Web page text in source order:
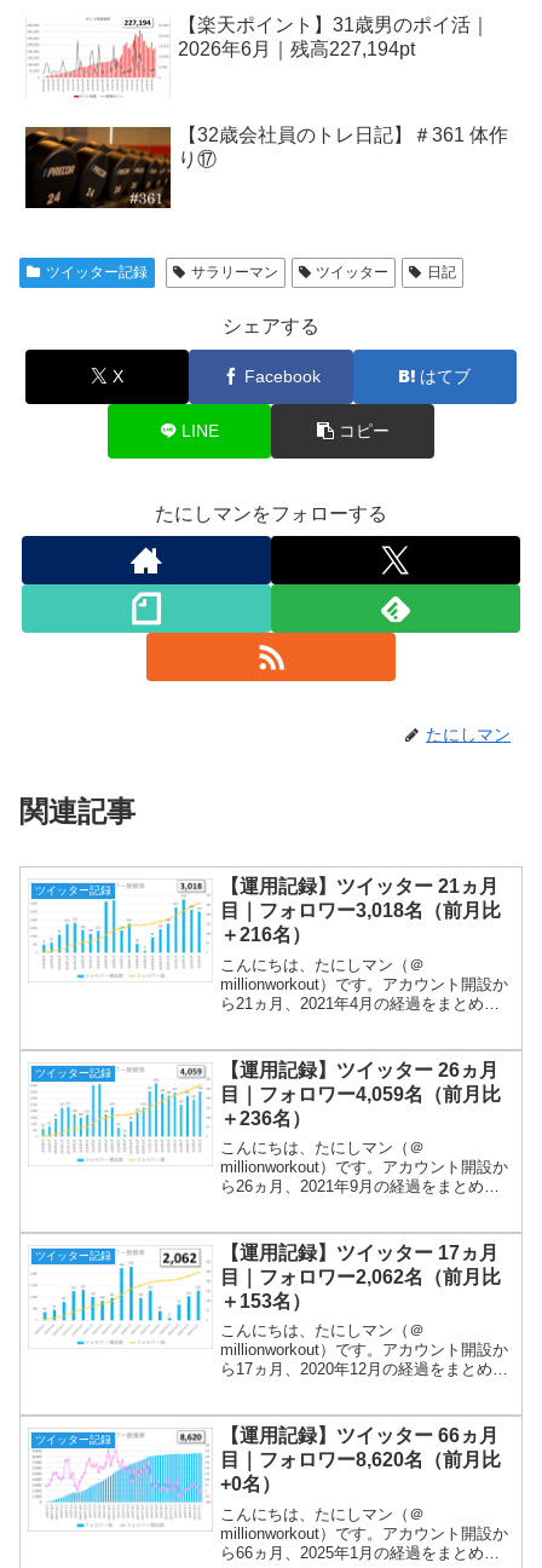
【楽天ポイント】31歳男のポイ活｜
2026年6月｜残高227,194pt
【32歳会社員のトレ日記】＃361 体作
り⑰
ツイッター記録 サラリーマン ツイッター 日記
シェアする
X Facebook はてブ
LINE コピー
たにしマンをフォローする
たにしマン
関連記事
ツイッター記録
【運用記録】ツイッター 21ヵ月
目｜フォロワー3,018名（前月比
＋216名）
こんにちは、たにしマン（＠
millionworkout）です。アカウント開設か
ら21ヵ月、2021年4月の経過をまとめま
突破しました！ありがとうございます！
ツイ...
ツイッター記録
【運用記録】ツイッター 26ヵ月
目｜フォロワー4,059名（前月比
＋236名）
こんにちは、たにしマン（＠
millionworkout）です。アカウント開設か
ら26ヵ月、2021年9月の経過をまとめま
は、①朝の挨拶、②投信残高、③日記
（筋トレ動...
ツイッター記録
【運用記録】ツイッター 17ヵ月
目｜フォロワー2,062名（前月比
＋153名）
こんにちは、たにしマン（＠
millionworkout）です。アカウント開設か
ら17ヵ月、2020年12月の経過をまとめま
続してきてよかったです。ツイート内容
は、...
ツイッター記録
【運用記録】ツイッター 66ヵ月
目｜フォロワー8,620名（前月比
+0名）
こんにちは、たにしマン（＠
millionworkout）です。アカウント開設か
ら66ヵ月、2025年1月の経過をまとめま